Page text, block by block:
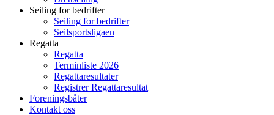
Seiling for bedrifter
Seiling for bedrifter
Seilsportsligaen
Regatta
Regatta
Terminliste 2026
Regattaresultater
Registrer Regattaresultat
Foreningsbåter
Kontakt oss